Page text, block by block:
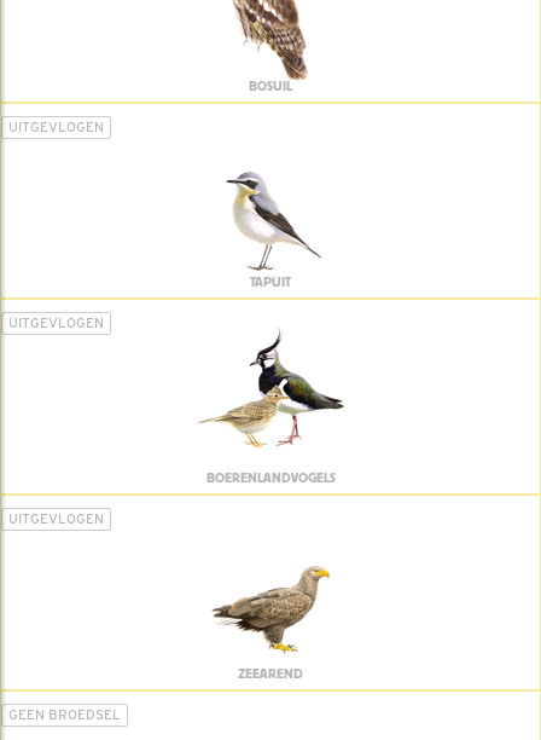
BOSUIL
UITGEVLOGEN
TAPUIT
UITGEVLOGEN
BOERENLANDVOGELS
UITGEVLOGEN
ZEEAREND
GEEN BROEDSEL